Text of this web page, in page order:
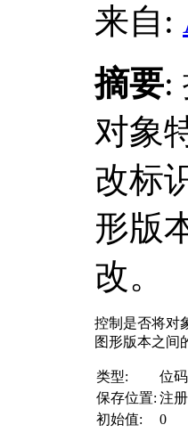
来自:
摘要:
对象
改标
形版
改。
控制是否将对
图形版本之间
类型:
位码
保存位置: 注
初始值:
0